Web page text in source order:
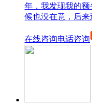
年，我发现我的
候也没在意，后
在线咨询电话咨询